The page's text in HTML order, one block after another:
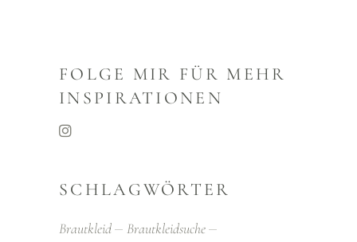
FOLGE MIR FÜR MEHR
INSPIRATIONEN
SCHLAGWÖRTER
Brautkleid
Brautkleidsuche